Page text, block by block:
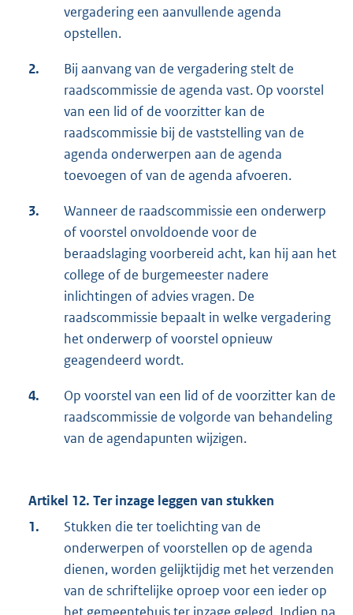
vergadering een aanvullende agenda
opstellen.
2.
Bij aanvang van de vergadering stelt de
raadscommissie de agenda vast. Op voorstel
van een lid of de voorzitter kan de
raadscommissie bij de vaststelling van de
agenda onderwerpen aan de agenda
toevoegen of van de agenda afvoeren.
3.
Wanneer de raadscommissie een onderwerp
of voorstel onvoldoende voor de
beraadslaging voorbereid acht, kan hij aan het
college of de burgemeester nadere
inlichtingen of advies vragen. De
raadscommissie bepaalt in welke vergadering
het onderwerp of voorstel opnieuw
geagendeerd wordt.
4.
Op voorstel van een lid of de voorzitter kan de
raadscommissie de volgorde van behandeling
van de agendapunten wijzigen.
Artikel 12. Ter inzage leggen van stukken
1.
Stukken die ter toelichting van de
onderwerpen of voorstellen op de agenda
dienen, worden gelijktijdig met het verzenden
van de schriftelijke oproep voor een ieder op
het gemeentehuis ter inzage gelegd. Indien na